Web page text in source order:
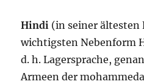
Hindi (in seiner ältesten
wichtigsten Nebenform
d. h. Lagersprache,
Armeen der